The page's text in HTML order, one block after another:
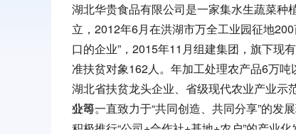
湖北华贵食品有限公司是一家集水生蔬菜
立，2012年6月在洪湖市万全工业园征地
口的企业”，2015年11月组建集团，旗下现
准扶贫对象162人。年加工处理农产品6万
湖北省扶贫龙头企业、省级现代农业产业示
业等。
公司一直致力于“共同创造、共同分享”的发
积极推行“公司+合作社+基地+农户”的产业